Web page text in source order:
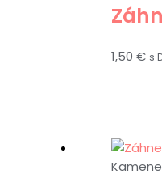
1,50 € s
Kamene